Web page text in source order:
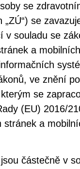
se
se
v souladu se
a
ve znění
se
(EU) 2016/
a
částečně v